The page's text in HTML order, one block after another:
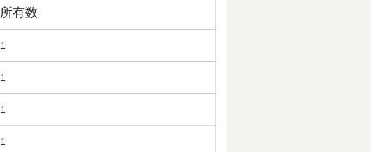
所有数
1
1
1
1